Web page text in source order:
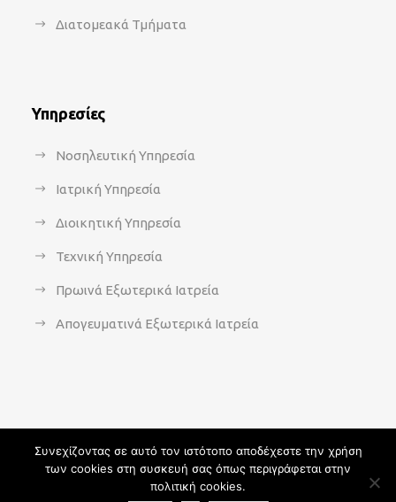
Διατομεακά Τμήματα
Υπηρεσίες
Νοσηλευτική Υπηρεσία
Ιατρική Υπηρεσία
Διοικητική Υπηρεσία
Τεχνική Υπηρεσία
Πρωινά Εξωτερικά Ιατρεία
Απογευματινά Εξωτερικά Ιατρεία
Copyright 2021 - agsavvas-hosp.gr - All Rights Reserved | An
Συνεχίζοντας σε αυτό τον ιστότοπο αποδέχεστε την χρήση
των cookies στη συσκευή σας όπως περιγράφεται στην
πολιτική cookies.